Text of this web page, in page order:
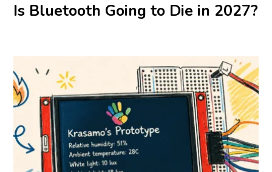
Is Bluetooth Going to Die in 2027?